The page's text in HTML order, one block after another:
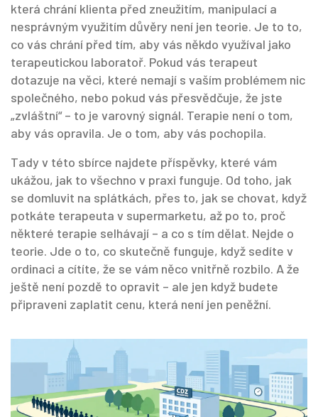
která chrání klienta před zneužitím, manipulací a
nesprávným využitím důvěry není jen teorie. Je to to,
co vás chrání před tím, aby vás někdo využíval jako
terapeutickou laboratoř. Pokud vás terapeut
dotazuje na věci, které nemají s vaším problémem nic
společného, nebo pokud vás přesvědčuje, že jste
„zvláštní“ – to je varovný signál. Terapie není o tom,
aby vás opravila. Je o tom, aby vás pochopila.
Tady v této sbírce najdete příspěvky, které vám
ukážou, jak to všechno v praxi funguje. Od toho, jak
se domluvit na splátkách, přes to, jak se chovat, když
potkáte terapeuta v supermarketu, až po to, proč
některé terapie selhávají – a co s tím dělat. Nejde o
teorie. Jde o to, co skutečně funguje, když sedíte v
ordinaci a cítíte, že se vám něco vnitřně rozbilo. A že
ještě není pozdě to opravit – ale jen když budete
připraveni zaplatit cenu, která není jen peněžní.